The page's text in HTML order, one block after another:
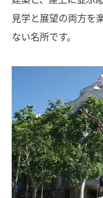
見学と展望の両方を
ない名所です。